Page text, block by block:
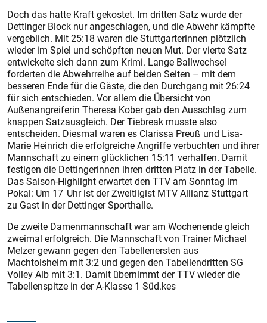
Doch das hatte Kraft gekostet. Im dritten Satz wurde der
Dettinger Block nur angeschlagen, und die Abwehr kämpfte
vergeblich. Mit 25:18 waren die Stuttgarterinnen plötzlich
wieder im Spiel und schöpften neuen Mut. Der vierte Satz
entwickelte sich dann zum Krimi. Lange Ballwechsel
forderten die Abwehrreihe auf beiden Seiten – mit dem
besseren Ende für die Gäste, die den Durchgang mit 26:24
für sich entschieden. Vor allem die Übersicht von
Außenangreiferin Theresa Kober gab den Ausschlag zum
knappen Satzausgleich. Der Tiebreak musste also
entscheiden. Diesmal waren es Clarissa Preuß und Lisa-
Marie Heinrich die erfolgreiche Angriffe verbuchten und ihrer
Mannschaft zu einem glücklichen 15:11 verhalfen. Damit
festigen die Dettingerinnen ihren dritten Platz in der Tabelle.
Das Saison-Highlight erwartet den TTV am Sonntag im
Pokal: Um 17 Uhr ist der Zweitligist MTV Allianz Stuttgart
zu Gast in der Dettinger Sporthalle.
De zweite Damenmannschaft war am Wochenende gleich
zweimal erfolgreich. Die Mannschaft von Trainer Michael
Melzer gewann gegen den Tabellenersten aus
Machtolsheim mit 3:2 und gegen den Tabellendritten SG
Volley Alb mit 3:1. Damit übernimmt der TTV wieder die
Tabellenspitze in der A-Klasse 1 Süd.kes